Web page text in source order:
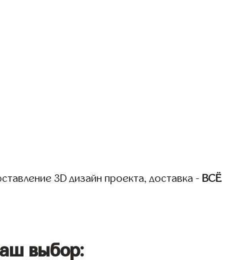
3D дизайн проекта, доставка - ВСЁ
выбор: